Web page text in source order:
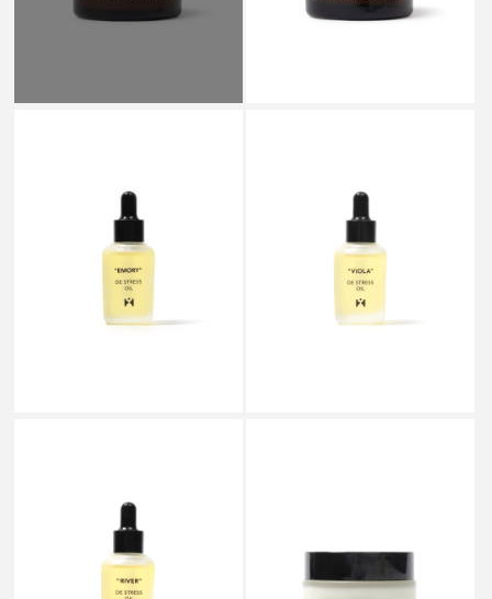
￥4,070
HORO
DE STRESS OIL "EMORY"
￥4,180
HORO
DE STRESS OIL "VIOLA"
￥4,180
HORO
DE STRESS OIL "RIVER"
DE STRESS SHEA BUTTER
"EMORY"